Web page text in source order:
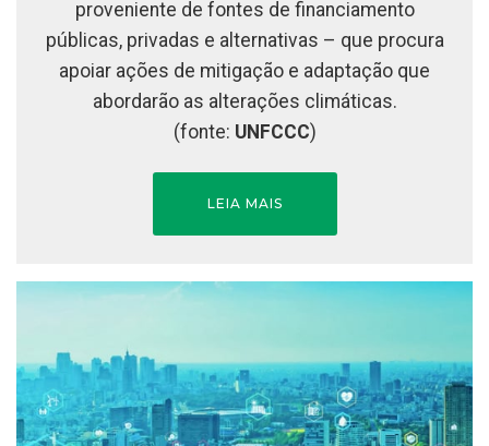
proveniente de fontes de financiamento
públicas, privadas e alternativas – que procura
apoiar ações de mitigação e adaptação que
abordarão as alterações climáticas.
(fonte: UNFCCC)
LEIA MAIS